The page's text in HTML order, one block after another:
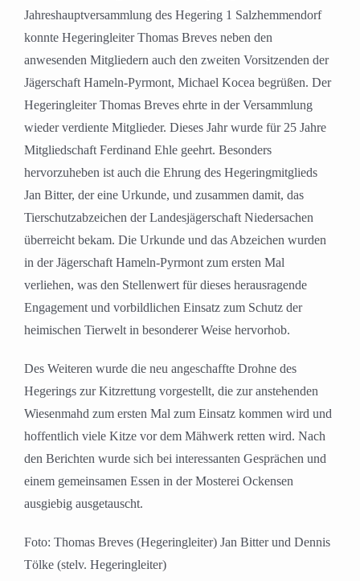
Jahreshauptversammlung des Hegering 1 Salzhemmendorf
konnte Hegeringleiter Thomas Breves neben den
anwesenden Mitgliedern auch den zweiten Vorsitzenden der
Jägerschaft Hameln-Pyrmont, Michael Kocea begrüßen. Der
Hegeringleiter Thomas Breves ehrte in der Versammlung
wieder verdiente Mitglieder. Dieses Jahr wurde für 25 Jahre
Mitgliedschaft Ferdinand Ehle geehrt. Besonders
hervorzuheben ist auch die Ehrung des Hegeringmitglieds
Jan Bitter, der eine Urkunde, und zusammen damit, das
Tierschutzabzeichen der Landesjägerschaft Niedersachen
überreicht bekam. Die Urkunde und das Abzeichen wurden
in der Jägerschaft Hameln-Pyrmont zum ersten Mal
verliehen, was den Stellenwert für dieses herausragende
Engagement und vorbildlichen Einsatz zum Schutz der
heimischen Tierwelt in besonderer Weise hervorhob.
Des Weiteren wurde die neu angeschaffte Drohne des
Hegerings zur Kitzrettung vorgestellt, die zur anstehenden
Wiesenmahd zum ersten Mal zum Einsatz kommen wird und
hoffentlich viele Kitze vor dem Mähwerk retten wird. Nach
den Berichten wurde sich bei interessanten Gesprächen und
einem gemeinsamen Essen in der Mosterei Ockensen
ausgiebig ausgetauscht.
Foto: Thomas Breves (Hegeringleiter) Jan Bitter und Dennis
Tölke (stelv. Hegeringleiter)